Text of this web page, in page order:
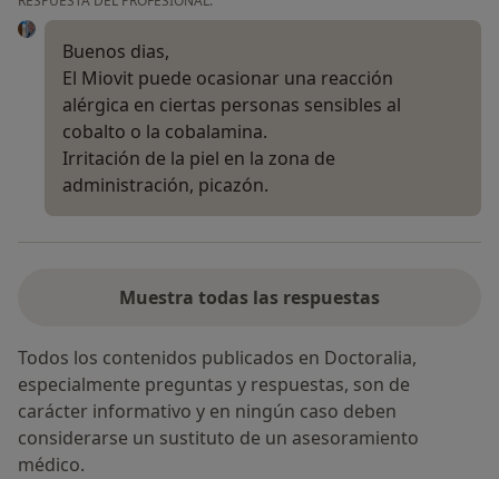
Buenos dias,
El Miovit puede ocasionar una reacción
alérgica en ciertas personas sensibles al
cobalto o la cobalamina.
Irritación de la piel en la zona de
administración, picazón.
Muestra todas las respuestas
Todos los contenidos publicados en Doctoralia,
especialmente preguntas y respuestas, son de
carácter informativo y en ningún caso deben
considerarse un sustituto de un asesoramiento
médico.